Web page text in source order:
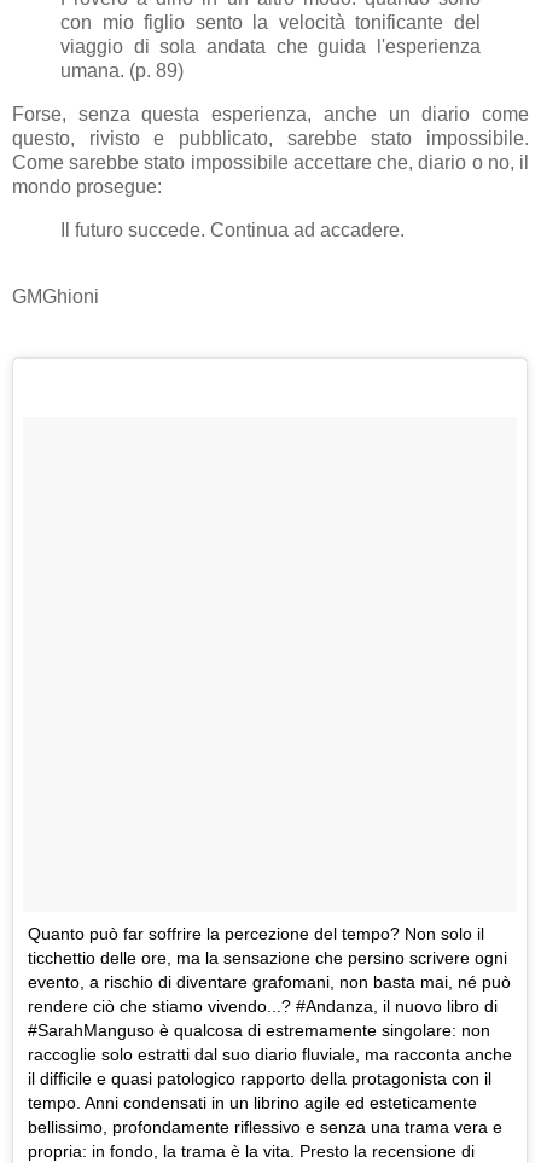
con mio figlio sento la velocità tonificante del
viaggio di sola andata che guida l'esperienza
umana. (p. 89)
Forse, senza questa esperienza, anche un diario come
questo, rivisto e pubblicato, sarebbe stato impossibile.
Come sarebbe stato impossibile accettare che, diario o no, il
mondo prosegue:
Il futuro succede. Continua ad accadere.
GMGhioni
Quanto può far soffrire la percezione del tempo? Non solo il
ticchettio delle ore, ma la sensazione che persino scrivere ogni
evento, a rischio di diventare grafomani, non basta mai, né può
rendere ciò che stiamo vivendo...? #Andanza, il nuovo libro di
#SarahManguso è qualcosa di estremamente singolare: non
raccoglie solo estratti dal suo diario fluviale, ma racconta anche
il difficile e quasi patologico rapporto della protagonista con il
tempo. Anni condensati in un librino agile ed esteticamente
bellissimo, profondamente riflessivo e senza una trama vera e
propria: in fondo, la trama è la vita. Presto la recensione di